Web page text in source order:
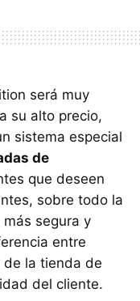
será muy
su alto precio,
sistema especial
de
que deseen
sobre todo la
segura y
entre
de la tienda de
del cliente.